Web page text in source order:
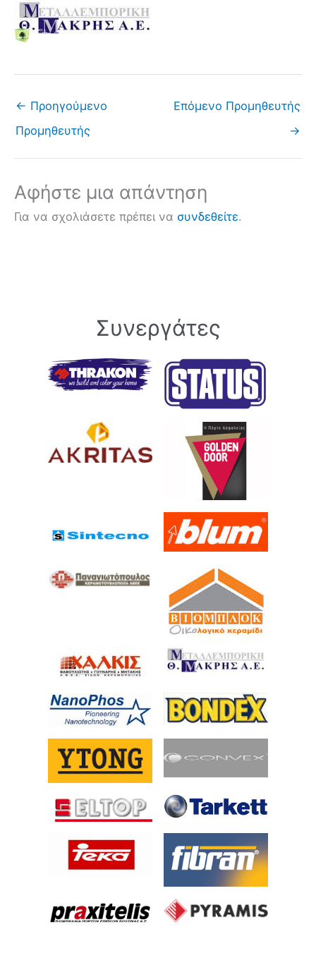
Μετάβαση
στο
περιεχόμενο
← Προηγούμενο
Προμηθευτής
Επόμενο Προμηθευτής
→
Αφήστε μια απάντηση
Για να σχολιάσετε πρέπει να συνδεθείτε.
Συνεργάτες